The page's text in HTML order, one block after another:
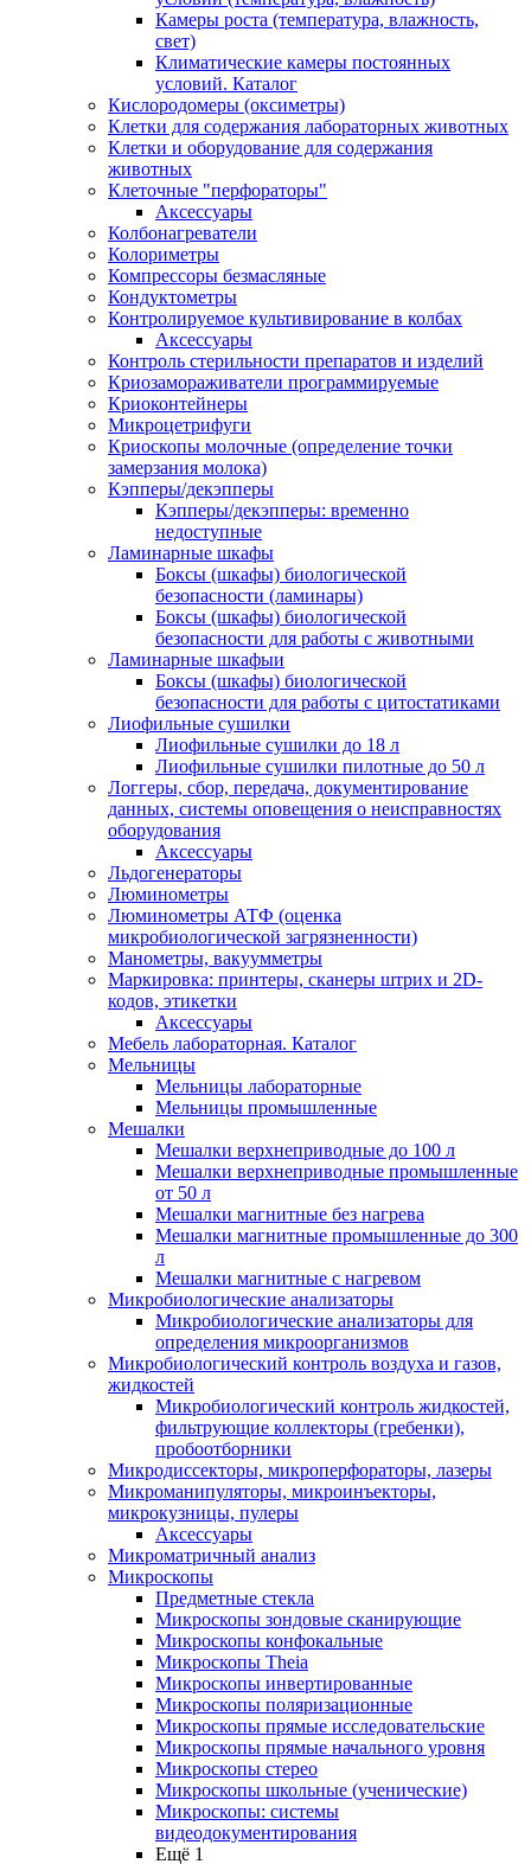
Камеры роста (температура, влажность,
свет)
Климатические камеры постоянных
условий. Каталог
Кислородомеры (оксиметры)
Клетки для содержания лабораторных животных
Клетки и оборудование для содержания
животных
Клеточные "перфораторы"
Аксессуары
Колбонагреватели
Колориметры
Компрессоры безмасляные
Кондуктометры
Контролируемое культивирование в колбах
Аксессуары
Контроль стерильности препаратов и изделий
Криозамораживатели программируемые
Криоконтейнеры
Микроцетрифуги
Криоскопы молочные (определение точки
замерзания молока)
Кэпперы/декэпперы
Кэпперы/декэпперы: временно
недоступные
Ламинарные шкафы
Боксы (шкафы) биологической
безопасности (ламинары)
Боксы (шкафы) биологической
безопасности для работы с животными
Ламинарные шкафыи
Боксы (шкафы) биологической
безопасности для работы с цитостатиками
Лиофильные сушилки
Лиофильные сушилки до 18 л
Лиофильные сушилки пилотные до 50 л
Логгеры, сбор, передача, документирование
данных, системы оповещения о неисправностях
оборудования
Аксессуары
Льдогенераторы
Люминометры
Люминометры АТФ (оценка
микробиологической загрязненности)
Манометры, вакуумметры
Маркировка: принтеры, сканеры штрих и 2D-
кодов, этикетки
Аксессуары
Мебель лабораторная. Каталог
Мельницы
Мельницы лабораторные
Мельницы промышленные
Мешалки
Мешалки верхнеприводные до 100 л
Мешалки верхнеприводные промышленные
от 50 л
Мешалки магнитные без нагрева
Мешалки магнитные промышленные до 300
л
Мешалки магнитные с нагревом
Микробиологические анализаторы
Микробиологические анализаторы для
определения микроорганизмов
Микробиологический контроль воздуха и газов,
жидкостей
Микробиологический контроль жидкостей,
фильтрующие коллекторы (гребенки),
пробоотборники
Микродиссекторы, микроперфораторы, лазеры
Микроманипуляторы, микроинъекторы,
микрокузницы, пулеры
Аксессуары
Микроматричный анализ
Микроскопы
Предметные стекла
Микроскопы зондовые сканирующие
Микроскопы конфокальные
Микроскопы Theia
Микроскопы инвертированные
Микроскопы поляризационные
Микроскопы прямые исследовательские
Микроскопы прямые начального уровня
Микроскопы стерео
Микроскопы школьные (ученические)
Микроскопы: системы
видеодокументирования
Ещё 1